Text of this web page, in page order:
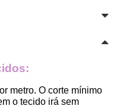
metro. O corte mínimo
o tecido irá sem